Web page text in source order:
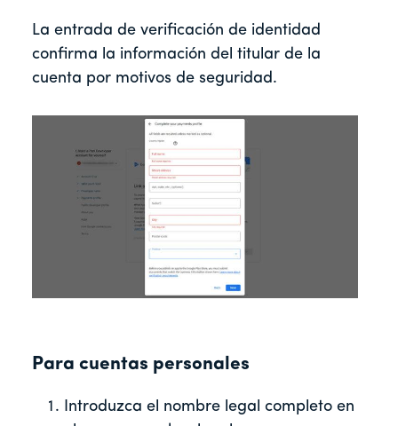
La entrada de verificación de identidad
confirma la información del titular de la
cuenta por motivos de seguridad.
Para cuentas personales
Introduzca el nombre legal completo en